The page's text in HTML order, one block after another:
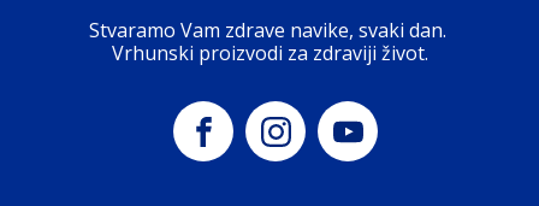
Stvaramo Vam zdrave navike, svaki dan.
Vrhunski proizvodi za zdraviji život.